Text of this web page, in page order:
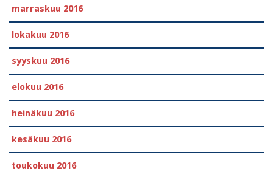
marraskuu 2016
lokakuu 2016
syyskuu 2016
elokuu 2016
heinäkuu 2016
kesäkuu 2016
toukokuu 2016